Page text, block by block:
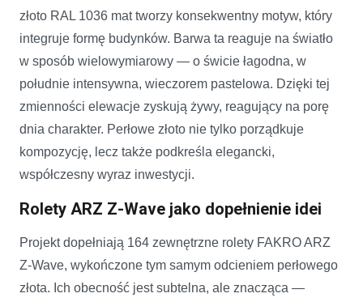
złoto RAL 1036 mat tworzy konsekwentny motyw, który
integruje formę budynków. Barwa ta reaguje na światło
w sposób wielowymiarowy — o świcie łagodna, w
południe intensywna, wieczorem pastelowa. Dzięki tej
zmienności elewacje zyskują żywy, reagujący na porę
dnia charakter. Perłowe złoto nie tylko porządkuje
kompozycję, lecz także podkreśla elegancki,
współczesny wyraz inwestycji.
Rolety ARZ Z-Wave jako dopełnienie idei
Projekt dopełniają 164 zewnętrzne rolety FAKRO ARZ
Z-Wave, wykończone tym samym odcieniem perłowego
złota. Ich obecność jest subtelna, ale znacząca —